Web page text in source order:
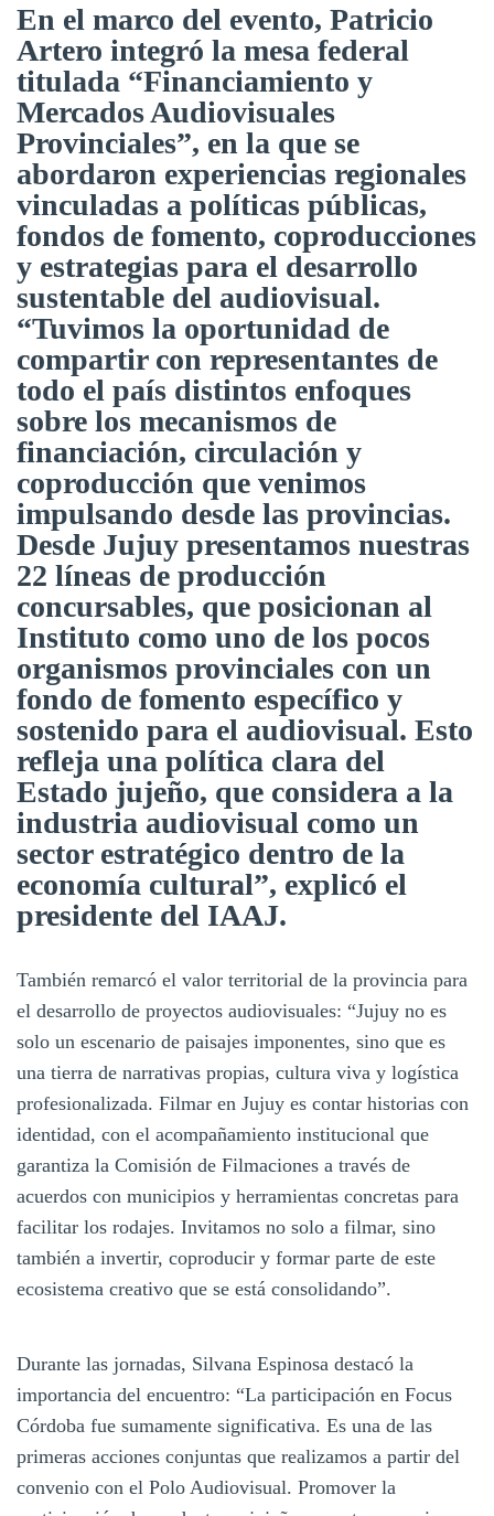
En el marco del evento, Patricio
Artero integró la mesa federal
titulada “Financiamiento y
Mercados Audiovisuales
Provinciales”, en la que se
abordaron experiencias regionales
vinculadas a políticas públicas,
fondos de fomento, coproducciones
y estrategias para el desarrollo
sustentable del audiovisual.
“Tuvimos la oportunidad de
compartir con representantes de
todo el país distintos enfoques
sobre los mecanismos de
financiación, circulación y
coproducción que venimos
impulsando desde las provincias.
Desde Jujuy presentamos nuestras
22 líneas de producción
concursables, que posicionan al
Instituto como uno de los pocos
organismos provinciales con un
fondo de fomento específico y
sostenido para el audiovisual. Esto
refleja una política clara del
Estado jujeño, que considera a la
industria audiovisual como un
sector estratégico dentro de la
economía cultural”, explicó el
presidente del IAAJ.
También remarcó el valor territorial de la provincia para
el desarrollo de proyectos audiovisuales: “Jujuy no es
solo un escenario de paisajes imponentes, sino que es
una tierra de narrativas propias, cultura viva y logística
profesionalizada. Filmar en Jujuy es contar historias con
identidad, con el acompañamiento institucional que
garantiza la Comisión de Filmaciones a través de
acuerdos con municipios y herramientas concretas para
facilitar los rodajes. Invitamos no solo a filmar, sino
también a invertir, coproducir y formar parte de este
ecosistema creativo que se está consolidando”.
Durante las jornadas, Silvana Espinosa destacó la
importancia del encuentro: “La participación en Focus
Córdoba fue sumamente significativa. Es una de las
primeras acciones conjuntas que realizamos a partir del
convenio con el Polo Audiovisual. Promover la